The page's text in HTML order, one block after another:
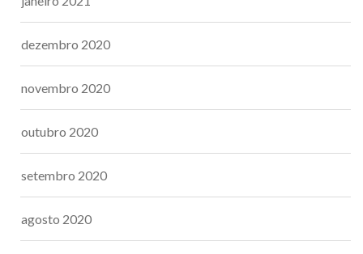
dezembro 2020
novembro 2020
outubro 2020
setembro 2020
agosto 2020